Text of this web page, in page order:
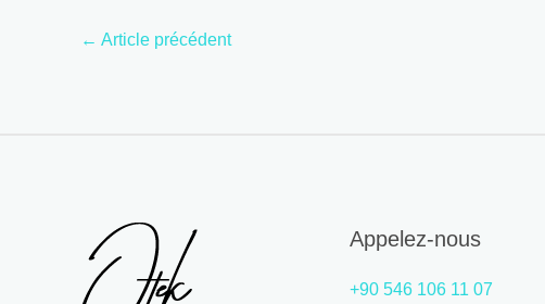
← Article précédent
Appelez-nous
+90 546 106 11 07